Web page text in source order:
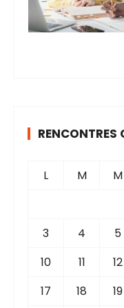
RENCONTRES
L M M
3
4 5
10
11 12
17
18 19